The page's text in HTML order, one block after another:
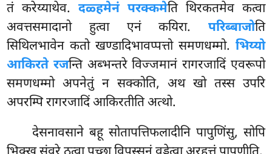
तं करेय्याथेव.दळ्हमेनं परक्कमेति थिरकतमेव कत्वा
अवत्तसमादानो हुत्वा एनं कयिरा. परिब्बाजोति
सिथिलभावेन कतो खण्डादिभावप्पत्तो समणधम्मो. भिय्यो
आकिरते रजन्ति अब्भन्तरे विज्जमानं रागरजादिं एवरूपो
समणधम्मो अपनेतुं न सक्कोति, अथ खो तस्स उपरि
अपरम्पि रागरजादिं आकिरतीति अत्थो.
देसनावसाने बहू सोतापत्तिफलादीनि पापुणिंसु, सोपि